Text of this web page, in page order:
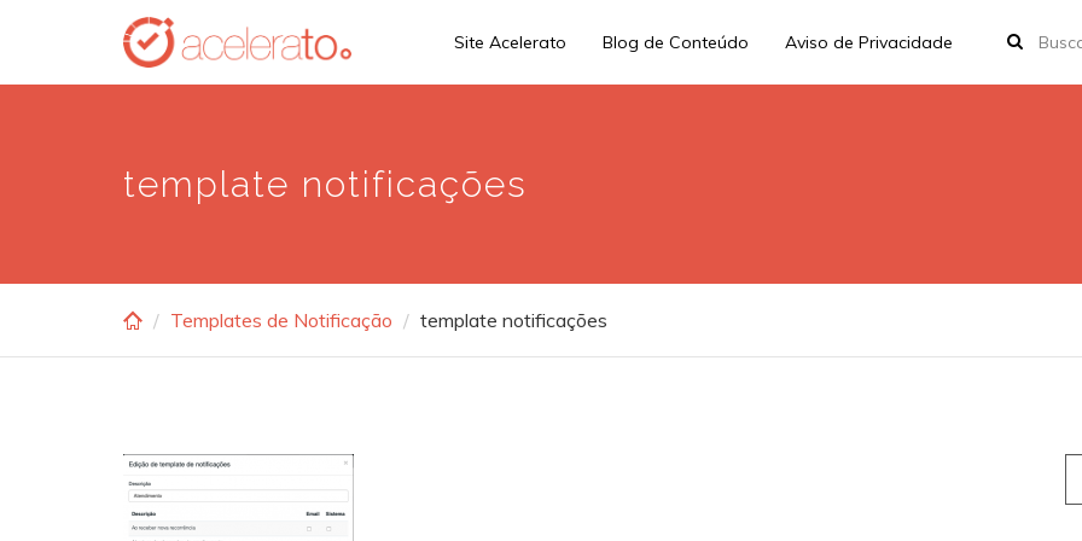
main
Site Acelerato Blog de Conteúdo Aviso de Privacidade
template notificações
Templates de Notificação template notificações